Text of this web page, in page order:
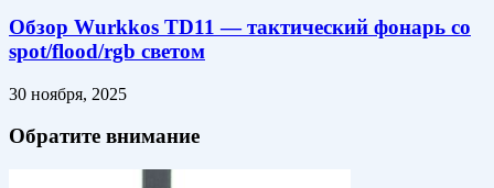
Обзор Wurkkos TD11 — тактический фонарь со
spot/flood/rgb светом
30 ноября, 2025
Обратите внимание